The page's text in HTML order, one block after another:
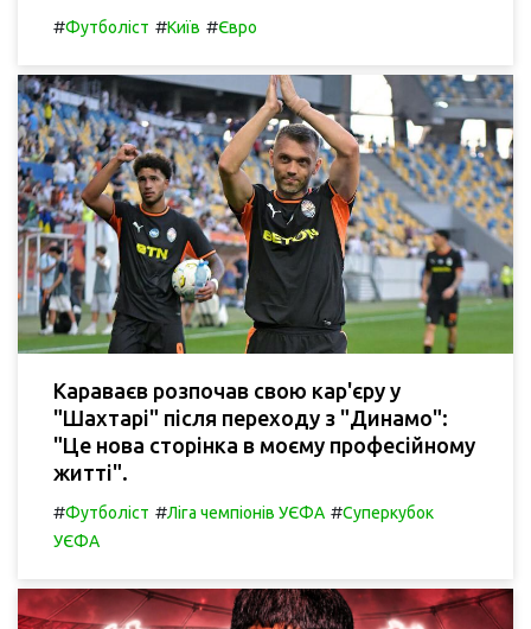
#Футболіст #Київ #Євро
Караваєв розпочав свою кар'єру у
"Шахтарі" після переходу з "Динамо":
"Це нова сторінка в моєму професійному
житті".
#Футболіст #Ліга чемпіонів УЄФА #Суперкубок
УЄФА